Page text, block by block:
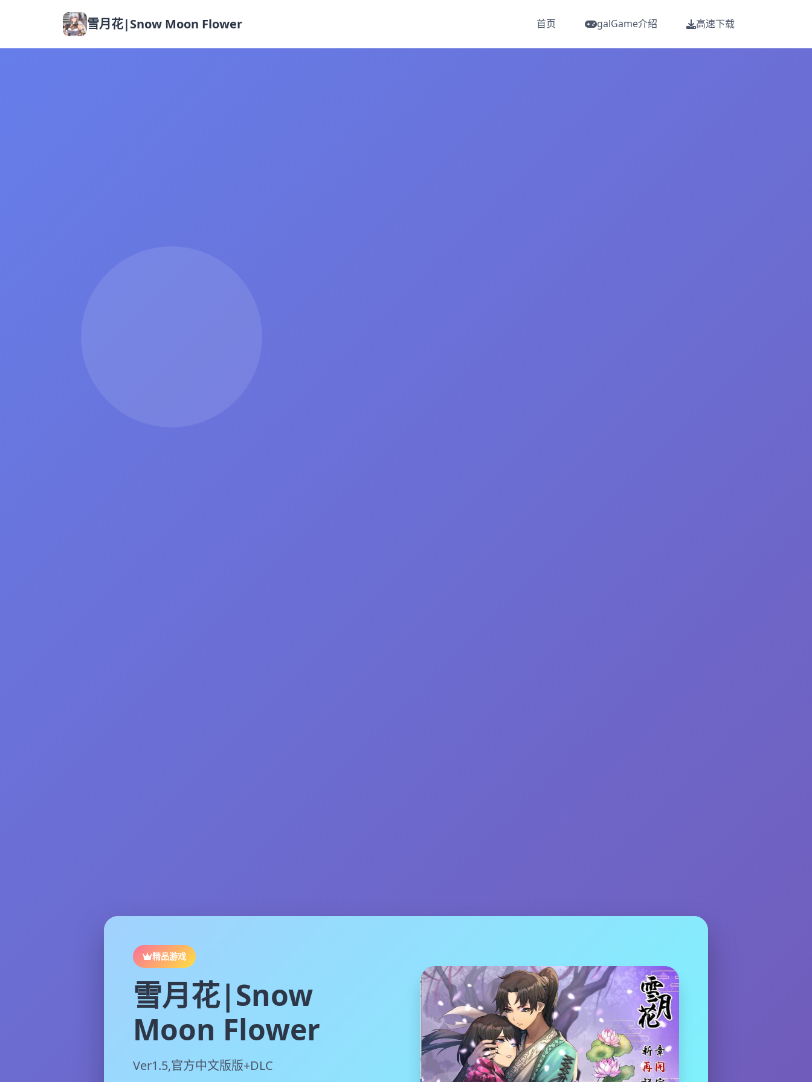
雪月花|Snow Moon Flower 首页 galGame介绍 高速下载
精品游戏
雪月花|Snow
Moon Flower
Ver1.5,官方中文版版+DLC